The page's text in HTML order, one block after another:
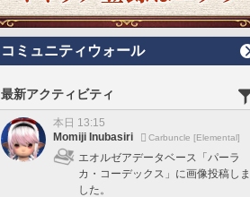
コミュニティウォール
最新アクティビティ
本日 13:15
Momiji Inubasiri
Carbuncle [Elemental]
エオルゼアデータベース「パーラ
カ・コーデックス」に画像投稿しま
した。